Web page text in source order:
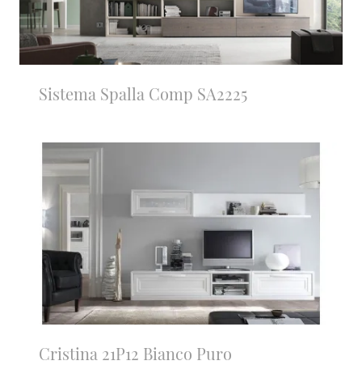
Sistema Spalla Comp SA2225
Cristina 21P12 Bianco Puro